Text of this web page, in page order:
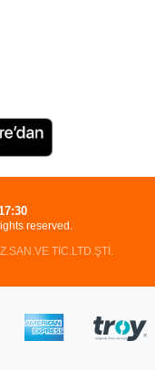
reserved.
TİC.LTD.ŞTİ.